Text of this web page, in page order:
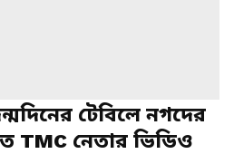
টেবিলে নগদের
TMC নেতার ভিডিও